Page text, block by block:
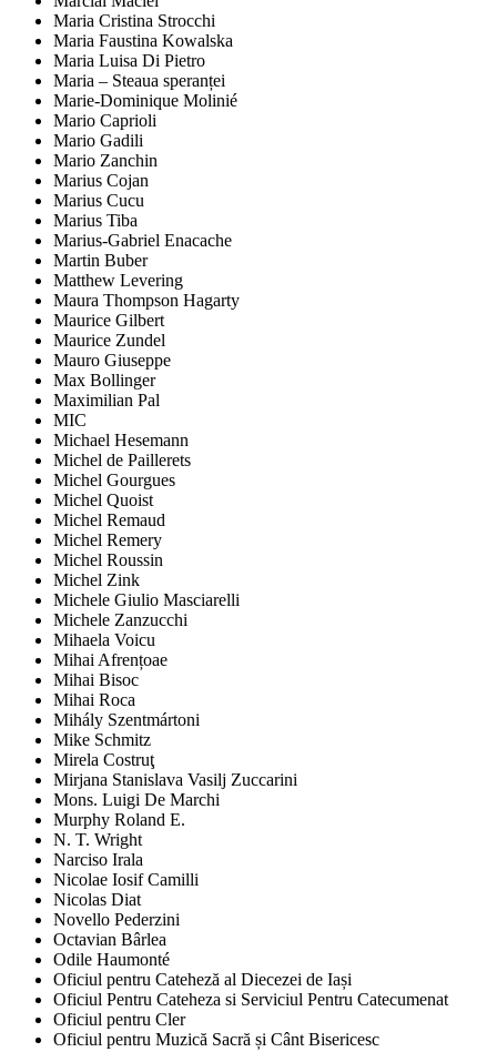
Maria Cristina Strocchi
Maria Faustina Kowalska
Maria Luisa Di Pietro
Maria – Steaua speranței
Marie-Dominique Molinié
Mario Caprioli
Mario Gadili
Mario Zanchin
Marius Cojan
Marius Cucu
Marius Tiba
Marius-Gabriel Enacache
Martin Buber
Matthew Levering
Maura Thompson Hagarty
Maurice Gilbert
Maurice Zundel
Mauro Giuseppe
Max Bollinger
Maximilian Pal
MIC
Michael Hesemann
Michel de Paillerets
Michel Gourgues
Michel Quoist
Michel Remaud
Michel Remery
Michel Roussin
Michel Zink
Michele Giulio Masciarelli
Michele Zanzucchi
Mihaela Voicu
Mihai Afrențoae
Mihai Bisoc
Mihai Roca
Mihály Szentmártoni
Mike Schmitz
Mirela Costruţ
Mirjana Stanislava Vasilj Zuccarini
Mons. Luigi De Marchi
Murphy Roland E.
N. T. Wright
Narciso Irala
Nicolae Iosif Camilli
Nicolas Diat
Novello Pederzini
Octavian Bârlea
Odile Haumonté
Oficiul pentru Cateheză al Diecezei de Iași
Oficiul Pentru Cateheza si Serviciul Pentru Catecumenat
Oficiul pentru Cler
Oficiul pentru Muzică Sacră și Cânt Bisericesc